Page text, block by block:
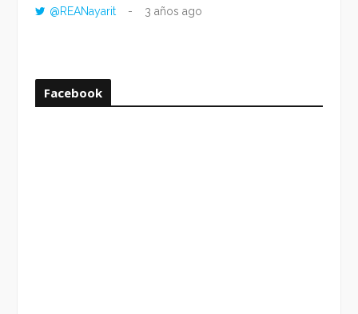
@REANayarit
3 años ago
Facebook